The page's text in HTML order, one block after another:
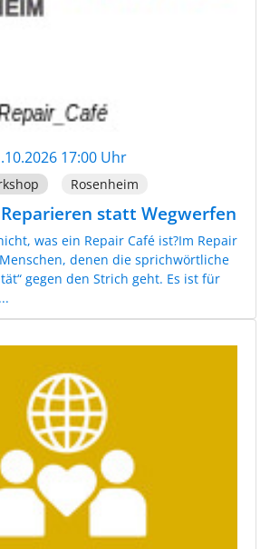
17:00 Uhr
Rosenheim
statt Wegwerfen
was ein Repair Café ist?Im Repair
denen die sprichwörtliche
gegen den Strich geht. Es ist für